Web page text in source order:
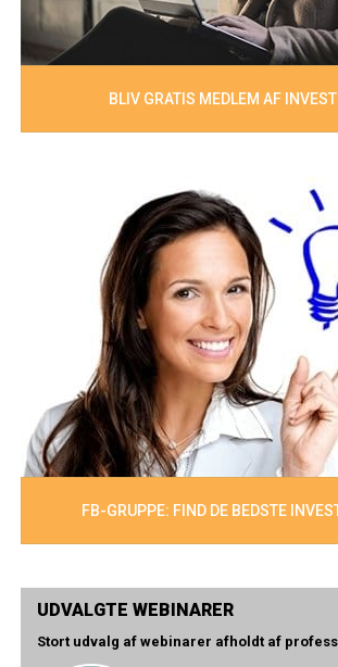
BLIV GRATIS MEDLEM AF
FB-GRUPPE: FIND DE BEDSTE
UDVALGTE WEBINARER
Stort udvalg af webinarer afholdt af